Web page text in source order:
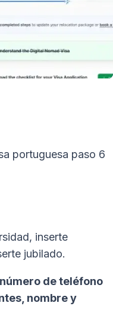
inserte
jubilado.
de teléfono
nombre y